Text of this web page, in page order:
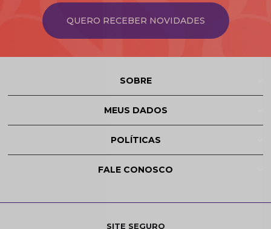
QUERO RECEBER NOVIDADES
SOBRE
MEUS DADOS
POLÍTICAS
FALE CONOSCO
SITE SEGURO